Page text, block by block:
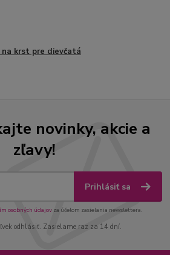
na krst pre dievčatá
novinky, akcie a
zľavy!
Prihlásiť sa
osobných údajov za účelom zasielania newslettera.
odhlásiť. Zasielame raz za 14 dní.